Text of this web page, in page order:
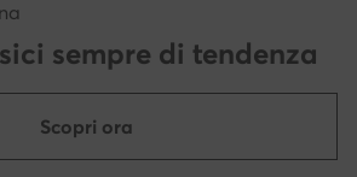
sempre di tendenza
Scopri ora